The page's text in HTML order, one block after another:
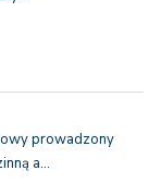
prowadzony
a…